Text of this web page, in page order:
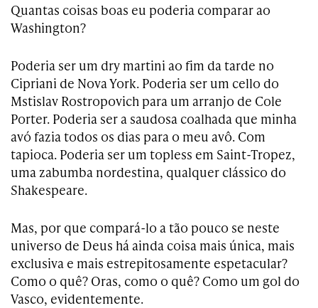
Quantas coisas boas eu poderia comparar ao
Washington?
Poderia ser um dry martini ao fim da tarde no
Cipriani de Nova York. Poderia ser um cello do
Mstislav Rostropovich para um arranjo de Cole
Porter. Poderia ser a saudosa coalhada que minha
avó fazia todos os dias para o meu avô. Com
tapioca. Poderia ser um topless em Saint-Tropez,
uma zabumba nordestina, qualquer clássico do
Shakespeare.
Mas, por que compará-lo a tão pouco se neste
universo de Deus há ainda coisa mais única, mais
exclusiva e mais estrepitosamente espetacular?
Como o quê? Oras, como o quê? Como um gol do
Vasco, evidentemente.